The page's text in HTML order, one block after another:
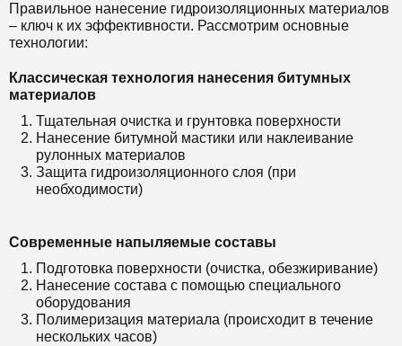
Правильное нанесение гидроизоляционных материалов
– ключ к их эффективности. Рассмотрим основные
технологии:
Классическая технология нанесения битумных
материалов
Тщательная очистка и грунтовка поверхности
Нанесение битумной мастики или наклеивание
рулонных материалов
Защита гидроизоляционного слоя (при
необходимости)
Современные напыляемые составы
Подготовка поверхности (очистка, обезжиривание)
Нанесение состава с помощью специального
оборудования
Полимеризация материала (происходит в течение
нескольких часов)